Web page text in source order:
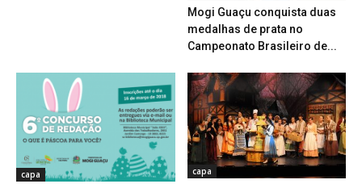
Mogi Guaçu conquista duas
medalhas de prata no
Campeonato Brasileiro de...
capa capa